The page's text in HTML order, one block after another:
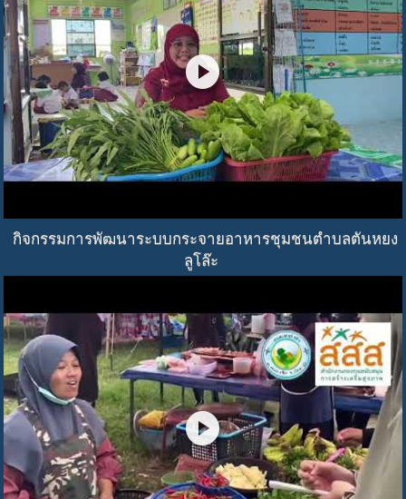
play_circle
กิจกรรมการพัฒนาระบบกระจายอาหารชุมชนตำบลตันหยง
ลูโล๊ะ
play_circle